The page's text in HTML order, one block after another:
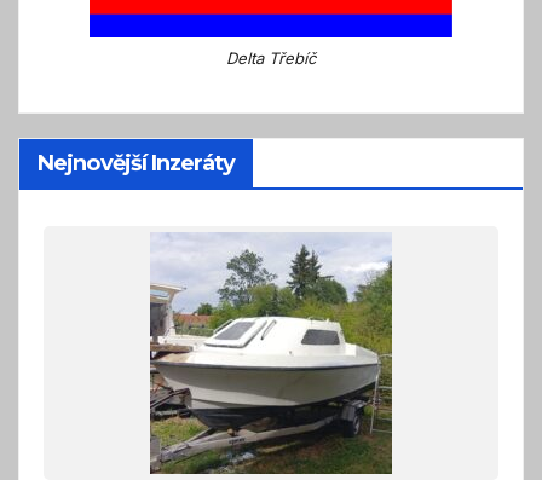
Delta Třebíč
Nejnovější Inzeráty